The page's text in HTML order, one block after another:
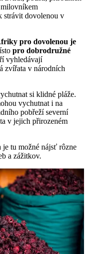
strávit dovolenou v
pro dovolenou je
pro dobrodružné
vyhledávají
zvířata v národních
si klidné pláže.
vychutnat i na
pobřeží severní
v jejich přirozeném
tu možné nájsť rôzne
a zážitkov.